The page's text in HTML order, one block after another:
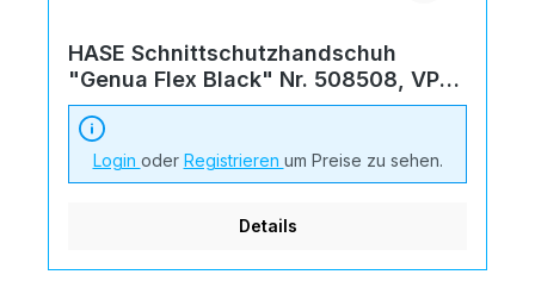
HASE Schnittschutzhandschuh
"Genua Flex Black" Nr. 508508, VPE:
10 PA
Login oder Registrieren um Preise zu sehen.
Details